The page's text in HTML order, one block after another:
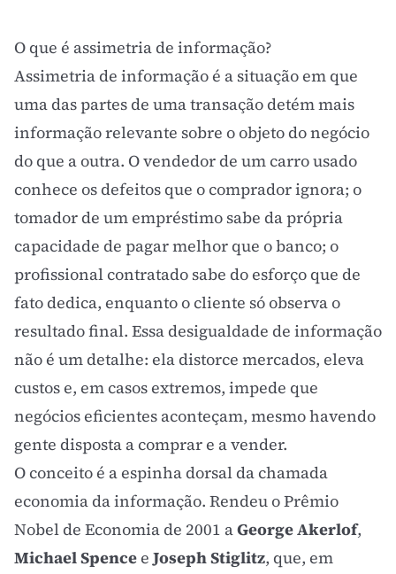
O que é assimetria de informação?
Assimetria de informação é a situação em que
uma das partes de uma transação detém mais
informação relevante sobre o objeto do negócio
do que a outra. O vendedor de um carro usado
conhece os defeitos que o comprador ignora; o
tomador de um empréstimo sabe da própria
capacidade de pagar melhor que o banco; o
profissional contratado sabe do esforço que de
fato dedica, enquanto o cliente só observa o
resultado final. Essa desigualdade de informação
não é um detalhe: ela distorce mercados, eleva
custos e, em casos extremos, impede que
negócios eficientes aconteçam, mesmo havendo
gente disposta a comprar e a vender.
O conceito é a espinha dorsal da chamada
economia da informação. Rendeu o Prêmio
Nobel de Economia de 2001 aGeorge Akerlof,
Michael SpenceeJoseph Stiglitz, que, em